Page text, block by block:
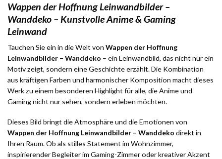
Wappen der Hoffnung Leinwandbilder –
Wanddeko – Kunstvolle Anime & Gaming
Leinwand
Tauchen Sie ein in die Welt von Wappen der Hoffnung
Leinwandbilder – Wanddeko – ein Leinwandbild, das nicht nur ein
Motiv zeigt, sondern eine Geschichte erzählt. Die Kombination
aus kräftigen Farben und harmonischer Komposition macht dieses
Werk zu einem besonderen Highlight für alle, die Anime und
Gaming nicht nur sehen, sondern erleben möchten.
Dieses Bild bringt die Atmosphäre und die Emotionen von
Wappen der Hoffnung Leinwandbilder – Wanddeko direkt in
Ihren Raum. Ob als stilles Statement im Wohnzimmer,
inspirierender Begleiter im Gaming-Zimmer oder kreativer Akzent